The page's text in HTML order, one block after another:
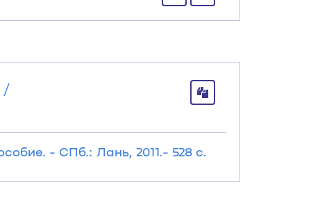
/
- СПб.: Лань, 2011.- 528 с.